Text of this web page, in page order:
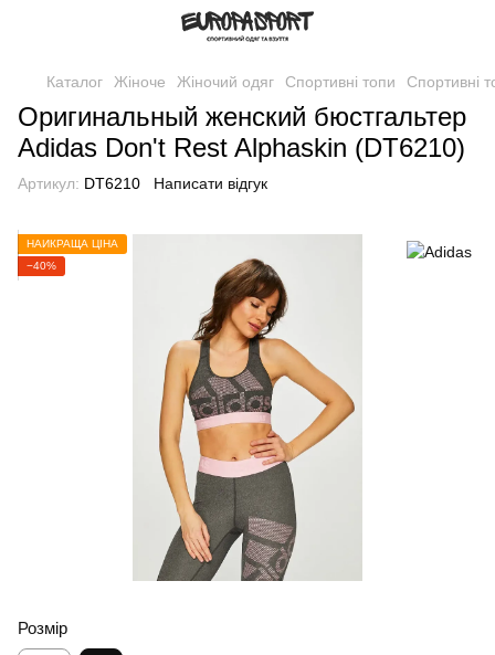
Каталог Жіноче Жіночий одяг Спортивні топи Спортивні
Оригинальный женский бюстгальтер
Adidas Don't Rest Alphaskin (DT6210)
Артикул: DT6210 Написати відгук
НАЙКРАЩА ЦІНА
−40%
Розмір